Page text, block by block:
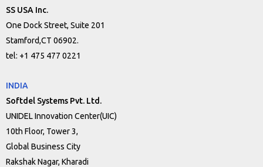
SS USA Inc.
One Dock Street, Suite 201
Stamford,CT 06902.
tel: +1 475 477 0221
INDIA
Softdel Systems Pvt. Ltd.
UNIDEL Innovation Center(UIC)
10th Floor, Tower 3,
Global Business City
Rakshak Nagar, Kharadi